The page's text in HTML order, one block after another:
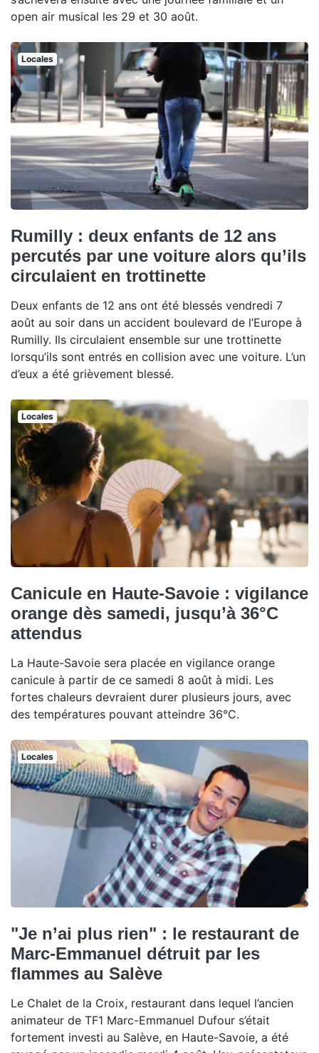
open air musical les 29 et 30 août.
Locales
Rumilly : deux enfants de 12 ans
percutés par une voiture alors qu’ils
circulaient en trottinette
Deux enfants de 12 ans ont été blessés vendredi 7
août au soir dans un accident boulevard de l’Europe à
Rumilly. Ils circulaient ensemble sur une trottinette
lorsqu’ils sont entrés en collision avec une voiture. L’un
d’eux a été grièvement blessé.
Locales
Canicule en Haute-Savoie : vigilance
orange dès samedi, jusqu’à 36°C
attendus
La Haute-Savoie sera placée en vigilance orange
canicule à partir de ce samedi 8 août à midi. Les
fortes chaleurs devraient durer plusieurs jours, avec
des températures pouvant atteindre 36°C.
Locales
"Je n’ai plus rien" : le restaurant de
Marc-Emmanuel détruit par les
flammes au Salève
Le Chalet de la Croix, restaurant dans lequel l’ancien
animateur de TF1 Marc-Emmanuel Dufour s’était
fortement investi au Salève, en Haute-Savoie, a été